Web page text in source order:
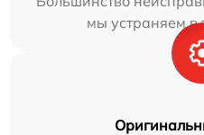
мы устраняем в